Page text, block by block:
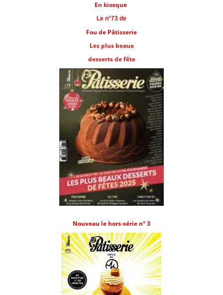
En kiosque
Le n°73 de
Fou de Pâtisserie
Les plus beaux
desserts de fête
Nouveau le hors-série n° 3